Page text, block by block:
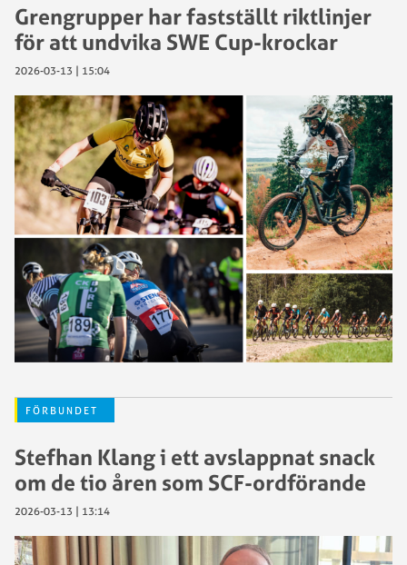
Grengrupper har fastställt riktlinjer
för att undvika SWE Cup-krockar
2026-03-13 | 15:04
FÖRBUNDET
Stefhan Klang i ett avslappnat snack
om de tio åren som SCF-ordförande
2026-03-13 | 13:14